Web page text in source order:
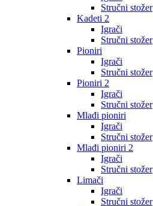
Stručni stožer
Kadeti 2
Igrači
Stručni stožer
Pioniri
Igrači
Stručni stožer
Pioniri 2
Igrači
Stručni stožer
Mlađi pioniri
Igrači
Stručni stožer
Mlađi pioniri 2
Igrači
Stručni stožer
Limači
Igrači
Stručni stožer